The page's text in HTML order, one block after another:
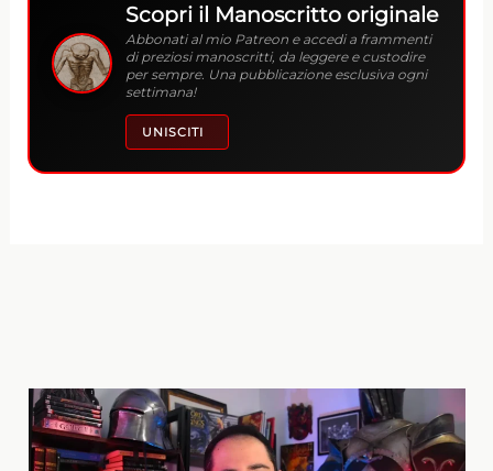
Scopri il Manoscritto originale
Abbonati al mio Patreon e accedi a frammenti
di preziosi manoscritti, da leggere e custodire
per sempre. Una pubblicazione esclusiva ogni
settimana!
UNISCITI